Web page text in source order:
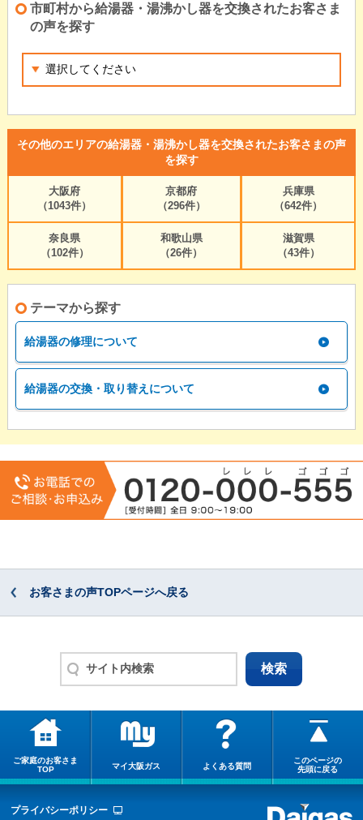
市町村から給湯器・湯沸かし器を交換されたお客さま
の声を探す
その他のエリアの給湯器・湯沸かし器を交換されたお客さまの声
を探す
大阪府
（1043件）
京都府
（296件）
兵庫県
（642件）
奈良県
（102件）
和歌山県
（26件）
滋賀県
（43件）
テーマから探す
給湯器の修理について
給湯器の交換・取り替えについて
お客さまの声TOPページへ戻る
ご家庭のお客さま
TOP
マイ大阪ガス よくある質問
このページの
先頭に戻る
プライバシーポリシー